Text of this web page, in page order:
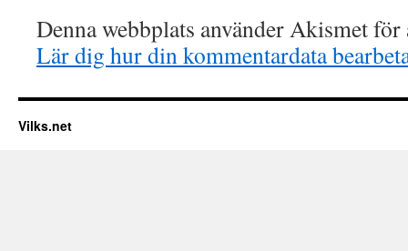
Denna webbplats använder Akismet
Lär dig hur din kommentardata
Vilks.net